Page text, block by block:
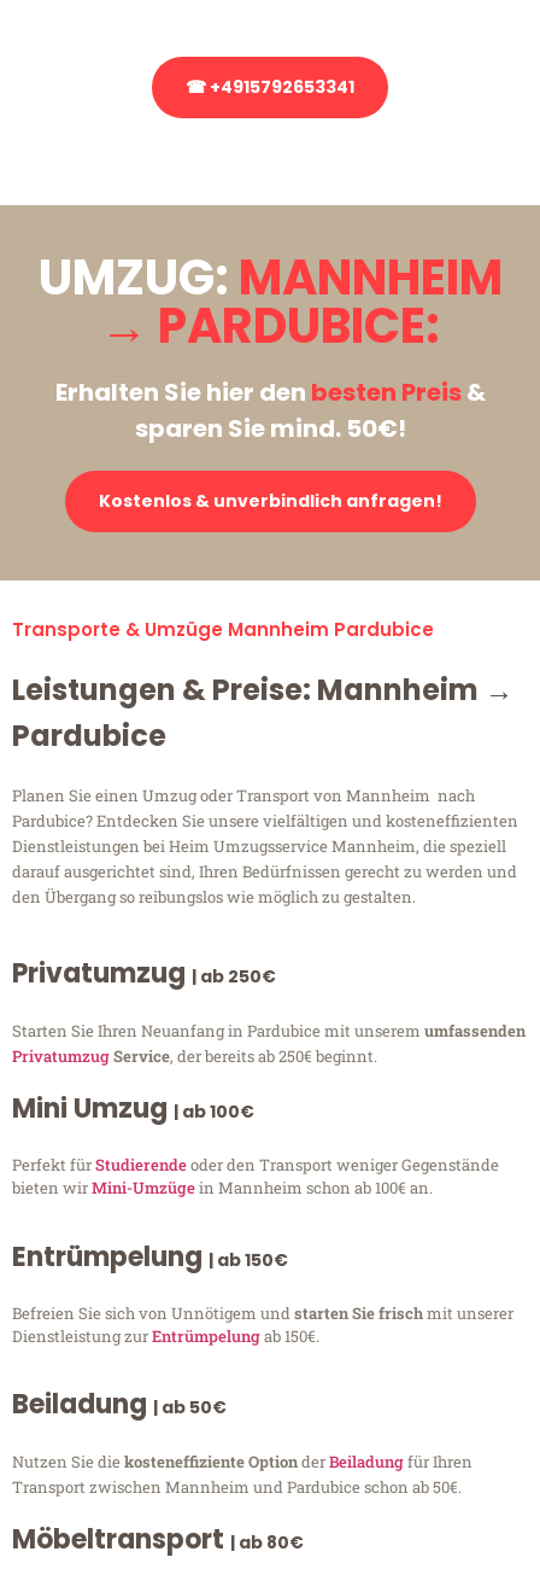
☎ +4915792653341
UMZUG: MANNHEIM
→ PARDUBICE:
Erhalten Sie hier den besten Preis&
sparen Sie mind. 50€!
Kostenlos & unverbindlich anfragen!
Transporte & Umzüge Mannheim Pardubice
Leistungen & Preise: Mannheim →
Pardubice
Planen Sie einen Umzug oder Transport von Mannheim nach
Pardubice? Entdecken Sie unsere vielfältigen und kosteneffizienten
Dienstleistungen bei Heim Umzugsservice Mannheim, die speziell
darauf ausgerichtet sind, Ihren Bedürfnissen gerecht zu werden und
den Übergang so reibungslos wie möglich zu gestalten.
Privatumzug | ab 250€
Starten Sie Ihren Neuanfang in Pardubice mit unserem umfassenden
PrivatumzugService, der bereits ab 250€ beginnt.
Mini Umzug | ab 100€
Perfekt fürStudierendeoder den Transport weniger Gegenstände
bieten wirMini-Umzügein Mannheim schon ab 100€ an.
Entrümpelung | ab 150€
Befreien Sie sich von Unnötigem undstarten Sie frischmit unserer
Dienstleistung zurEntrümpelungab 150€.
Beiladung | ab 50€
Nutzen Sie diekosteneffiziente OptionderBeiladungfür Ihren
Transport zwischen Mannheim und Pardubice schon ab 50€.
Möbeltransport | ab 80€